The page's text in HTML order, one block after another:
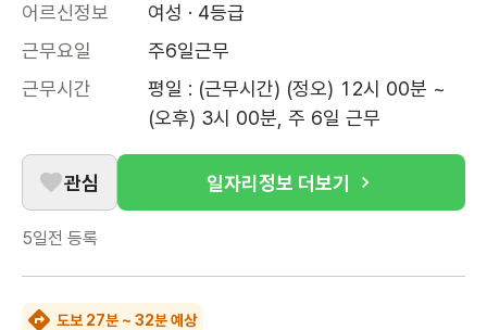
어르신정보
여성 · 4등급
근무요일
주6일근무
근무시간
평일 : (근무시간) (정오) 12시 00분 ~
(오후) 3시 00분, 주 6일 근무
관심 일자리정보 더보기
5일전 등록
도보 27분 ~ 32분 예상